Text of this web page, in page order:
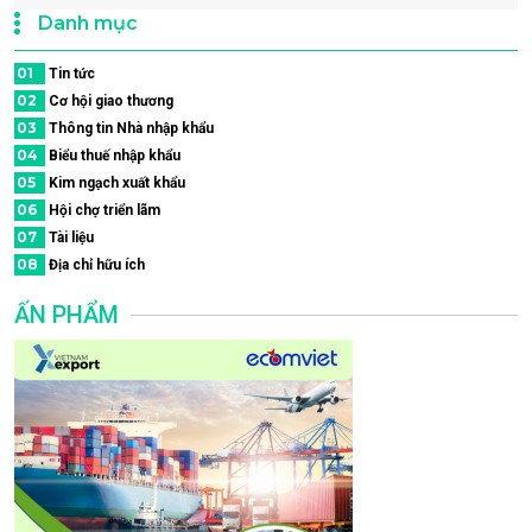
Danh mục
01 Tin tức
02 Cơ hội giao thương
03 Thông tin Nhà nhập khẩu
04 Biểu thuế nhập khẩu
05 Kim ngạch xuất khẩu
06 Hội chợ triển lãm
07 Tài liệu
08 Địa chỉ hữu ích
ẤN PHẨM